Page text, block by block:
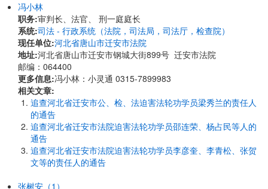
冯小林
职务:审判长、法官、 刑一庭庭长
系统:司法 - 行政系统（法院，司法局，司法厅，检查院）
现任单位:河北省唐山市迁安市法院
地址:河北省唐山市迁安市钢城大街899号 迁安市法院
邮编：064400
更多信息:冯小林：小灵通 0315-7899983
相关文章:
追查河北省迁安市公、检、法迫害法轮功学员梁秀兰的责任人
的通告
追查河北省迁安市法院迫害法轮功学员邵连荣、杨占民等人的
通告
追查河北省迁安市法院迫害法轮功学员李彦奎、李青松、张贺
文等的责任人的通告
张树安（1）